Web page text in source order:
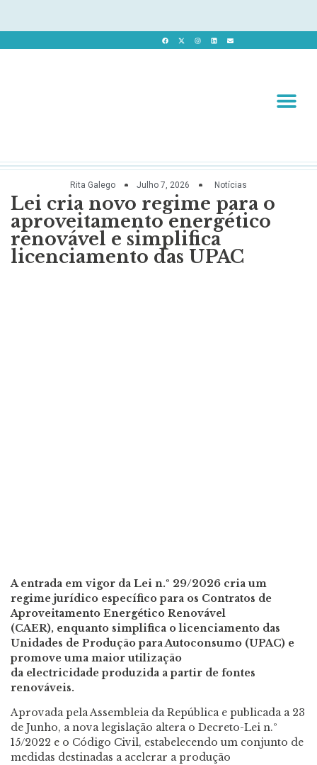
Rita Galego Julho 7, 2026 Notícias
Lei cria novo regime para o
aproveitamento energético
renovável e simplifica
licenciamento das UPAC
A entrada em vigor da Lei n.º 29/2026 cria um
regime jurídico específico para os Contratos de
Aproveitamento Energético Renovável
(CAER), enquanto simplifica o licenciamento das
Unidades de Produção para Autoconsumo (UPAC) e
promove uma maior utilização
da electricidade produzida a partir de fontes
renováveis.
Aprovada pela Assembleia da República e publicada a 23
de Junho, a nova legislação altera o Decreto-Lei n.º
15/2022 e o Código Civil, estabelecendo um conjunto de
medidas destinadas a acelerar a produção